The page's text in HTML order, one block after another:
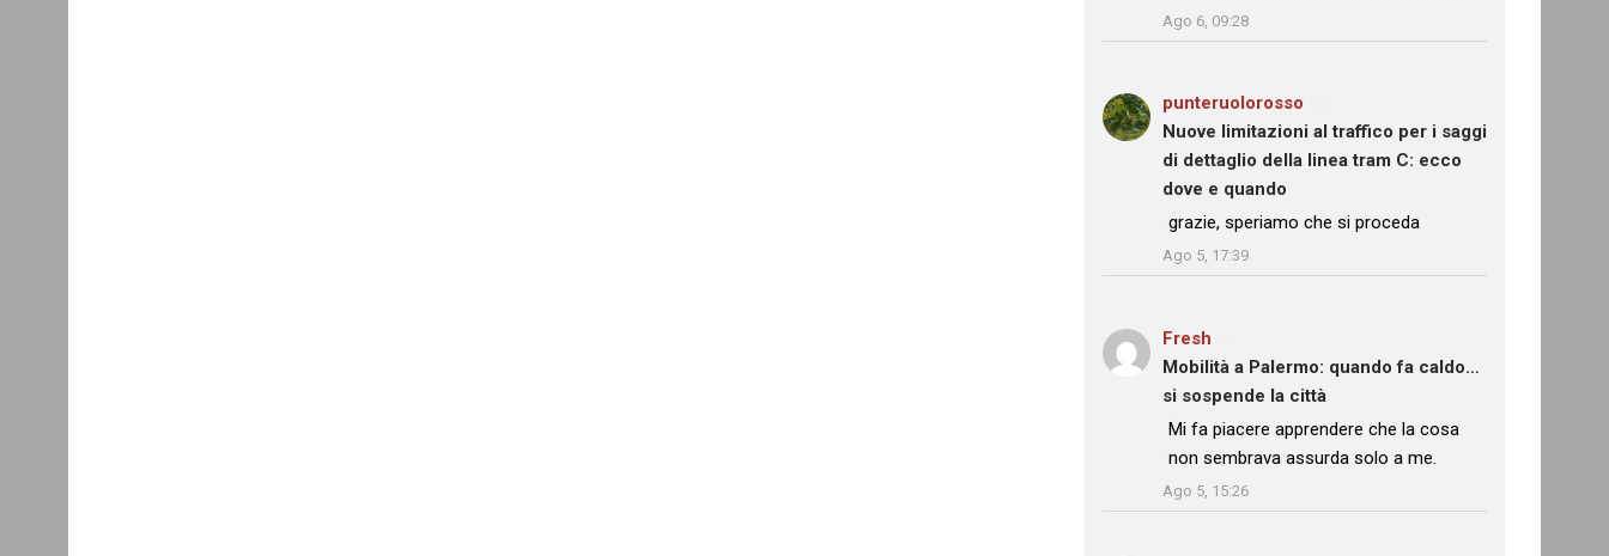
Ago 6, 09:28
punteruolorosso
Nuove limitazioni al traffico per i saggi
di dettaglio della linea tram C: ecco
dove e quando
: “
grazie, speriamo che si proceda
Ago 5, 17:39
Fresh
Mobilità a Palermo: quando fa caldo…
si sospende la città
: “
Mi fa piacere apprendere che la cosa
non sembrava assurda solo a me.
Ago 5, 15:26